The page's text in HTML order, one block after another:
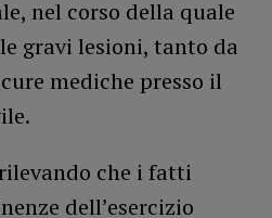
nel corso della quale
gravi lesioni, tanto da
mediche presso il
che i fatti
dell’esercizio